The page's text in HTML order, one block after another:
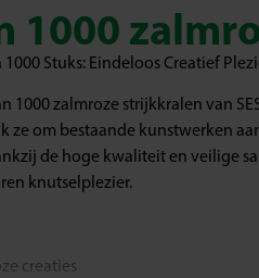
1000
Stuks: Eindeloos Creatief
1000 zalmroze strijkkralen van
ze om bestaande kunstwerken
de hoge kwaliteit en veilige
knutselplezier.
creaties